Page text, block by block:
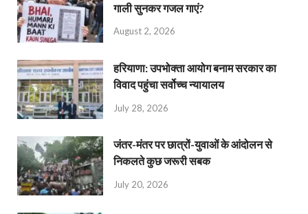
गाली सुनकर गजल गाएं?
August 2, 2026
हरियाणा: उपभोक्ता आयोग बनाम सरकार का
विवाद पहुंचा सर्वोच्च न्यायालय
July 28, 2026
जंतर-मंतर पर छात्रों-युवाओं के आंदोलन से
निकलते कुछ जरूरी सबक
July 20, 2026